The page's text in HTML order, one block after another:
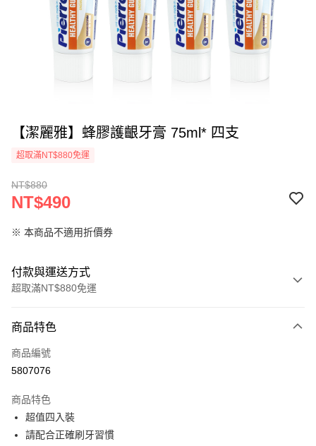
【潔麗雅】蜂膠護齦牙膏 75ml* 四支
超取滿NT$880免運
NT$880
NT$490
※ 本商品不適用折價券
付款與運送方式
超取滿NT$880免運
信用卡一次付款
超商取貨付款
Apple Pay
ATM付款
商品特色
商品編號
5807076
商品特色
超值四入裝
請配合正確刷牙習慣